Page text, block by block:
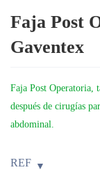
Faja Post
Gaventex
Faja Post Operatoria,
después de cirugías
abdominal.
REF